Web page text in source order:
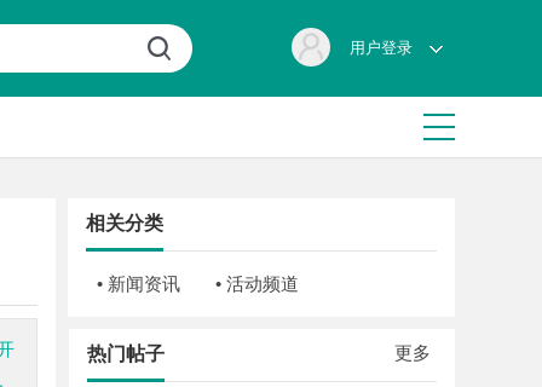
用户登录
相关分类
• 新闻资讯 • 活动频道
更多
热门帖子